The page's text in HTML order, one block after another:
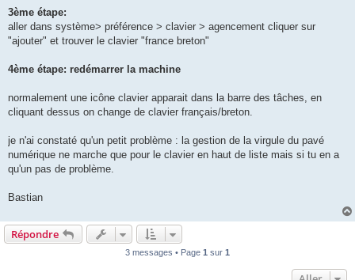
3ème étape:
aller dans système> préférence > clavier > agencement cliquer sur
"ajouter" et trouver le clavier "france breton"
4ème étape: redémarrer la machine
normalement une icône clavier apparait dans la barre des tâches, en
cliquant dessus on change de clavier français/breton.
je n'ai constaté qu'un petit problème : la gestion de la virgule du pavé
numérique ne marche que pour le clavier en haut de liste mais si tu en a
qu'un pas de problème.
Bastian
Répondre
3 messages • Page 1 sur 1